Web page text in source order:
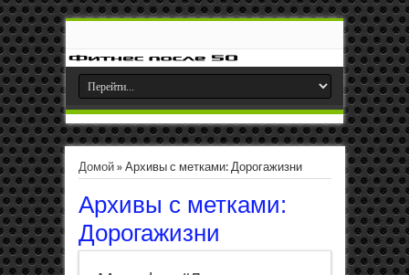
Домой» Архивы с метками: Дорогажизни
Архивы с метками:
Дорогажизни